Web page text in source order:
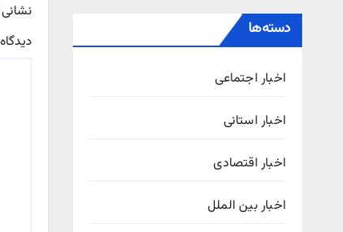
دسته‌ها
اخبار اجتماعی
اخبار استانی
اخبار اقتصادی
اخبار بین الملل